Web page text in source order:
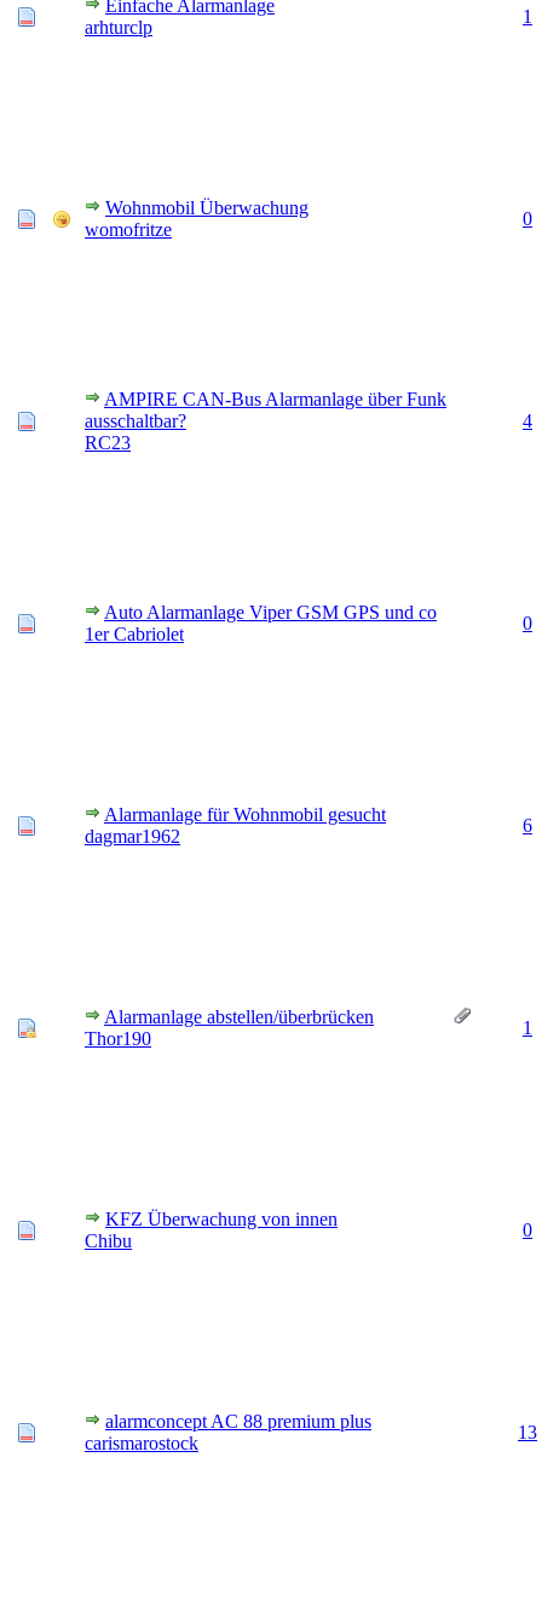
Einfache Alarmanlage
arhturclp
1
Wohnmobil Überwachung
womofritze
0
AMPIRE CAN-Bus Alarmanlage über Funk
ausschaltbar?
RC23
4
Auto Alarmanlage Viper GSM GPS und co
1er Cabriolet
0
Alarmanlage für Wohnmobil gesucht
dagmar1962
6
Alarmanlage abstellen/überbrücken
Thor190
1
KFZ Überwachung von innen
Chibu
0
alarmconcept AC 88 premium plus
carismarostock
13